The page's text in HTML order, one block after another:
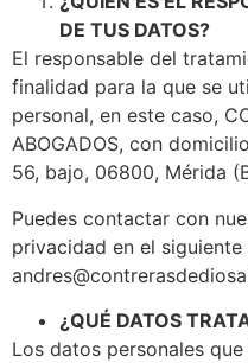
DE TUS DATOS?
El responsable del
finalidad para la que se
personal, en este caso,
ABOGADOS, con
56, bajo, 06800, Mérida
Puedes contactar con
privacidad en el siguiente
¿QUÉ DATOS
Los datos personales